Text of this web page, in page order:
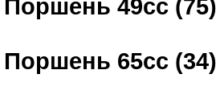
Поршень 49сс (75)
Поршень 65сс (34)